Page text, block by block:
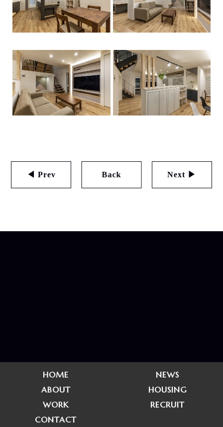
◀ Prev Back Next ▶
HOME
NEWS
ABOUT
HOUSING
WORK
RECRUIT
CONTACT